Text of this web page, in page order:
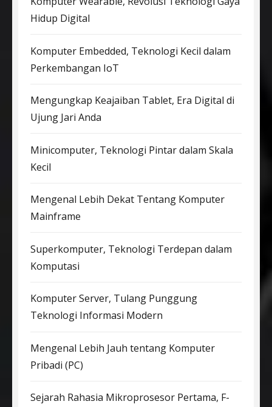
Hidup Digital
Komputer Embedded, Teknologi Kecil dalam
Perkembangan IoT
Mengungkap Keajaiban Tablet, Era Digital di
Ujung Jari Anda
Minicomputer, Teknologi Pintar dalam Skala
Kecil
Mengenal Lebih Dekat Tentang Komputer
Mainframe
Superkomputer, Teknologi Terdepan dalam
Komputasi
Komputer Server, Tulang Punggung
Teknologi Informasi Modern
Mengenal Lebih Jauh tentang Komputer
Pribadi (PC)
Sejarah Rahasia Mikroprosesor Pertama, F-